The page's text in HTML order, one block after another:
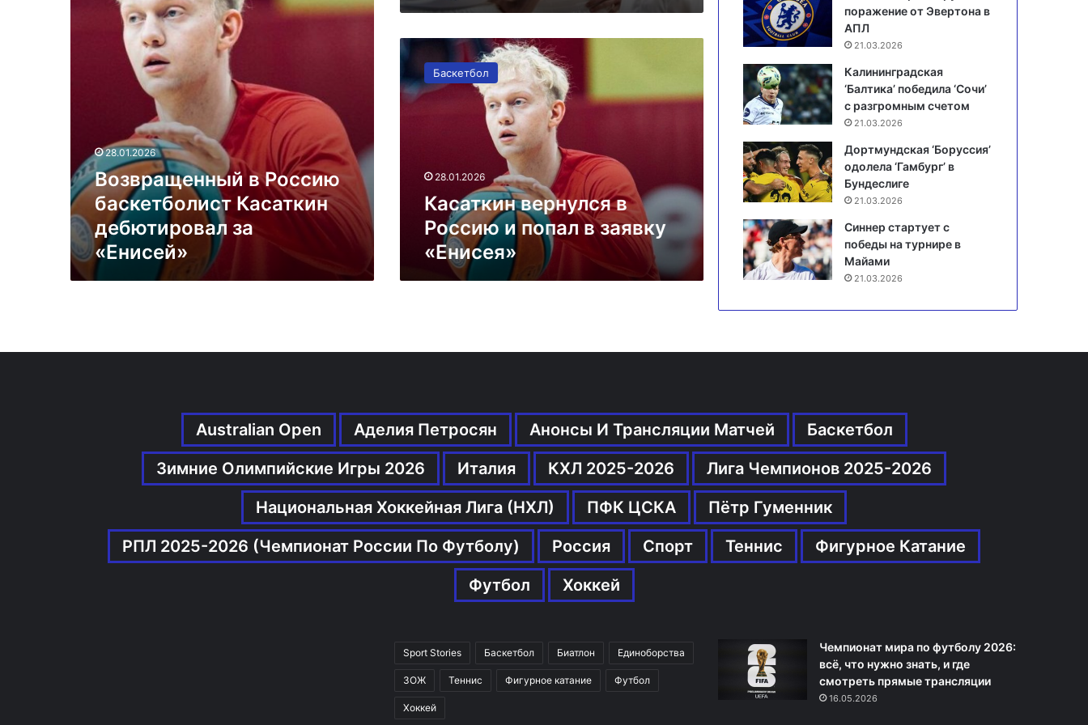
дебютировал
28.01.2026
Возвращенный в Россию
баскетболист Касаткин
дебютировал за
«Енисей»
Касаткин
вернулся
в
Россию
«Енисея»
Баскетбол
28.01.2026
Касаткин вернулся в
Россию и попал в заявку
«Енисея»
поражение от Эвертона в
АПЛ
21.03.2026
Калининградская
‘Балтика’ победила ‘Сочи’
с разгромным счетом
21.03.2026
Дортмундская ‘Боруссия’
одолела ‘Гамбург’ в
Бундеслиге
21.03.2026
Синнер стартует с
победы на турнире в
Майами
21.03.2026
Australian Open Аделия Петросян Анонсы И Трансляции Матчей
Баскетбол
Зимние Олимпийские Игры 2026
Италия КХЛ 2025-2026
Лига Чемпионов 2025-2026
Национальная Хоккейная Лига (НХЛ)
ПФК ЦСКА
Пётр Гуменник
РПЛ 2025-2026 (Чемпионат России По Футболу)
Россия Спорт Теннис
Фигурное Катание
Футбол
Хоккей
Sport Stories Баскетбол Биатлон Единоборства
ЗОЖ Теннис Фигурное катание Футбол
Хоккей
Чемпионат мира по футболу 2026:
всё, что нужно знать, и где
смотреть прямые трансляции
16.05.2026